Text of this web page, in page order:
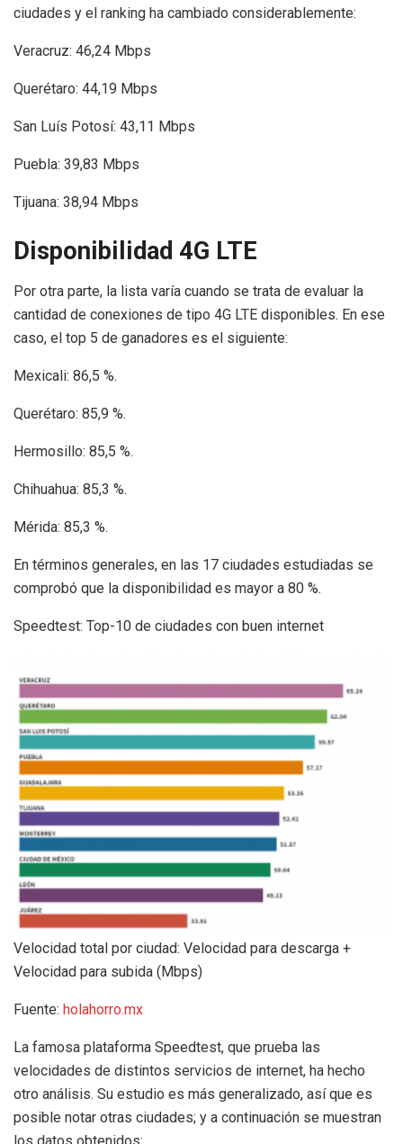
ciudades y el ranking ha cambiado considerablemente:
Veracruz: 46,24 Mbps
Querétaro: 44,19 Mbps
San Luís Potosí: 43,11 Mbps
Puebla: 39,83 Mbps
Tijuana: 38,94 Mbps
Disponibilidad 4G LTE
Por otra parte, la lista varía cuando se trata de evaluar la
cantidad de conexiones de tipo 4G LTE disponibles. En ese
caso, el top 5 de ganadores es el siguiente:
Mexicali: 86,5 %.
Querétaro: 85,9 %.
Hermosillo: 85,5 %.
Chihuahua: 85,3 %.
Mérida: 85,3 %.
En términos generales, en las 17 ciudades estudiadas se
comprobó que la disponibilidad es mayor a 80 %.
Speedtest: Top-10 de ciudades con buen internet
Velocidad total por ciudad: Velocidad para descarga +
Velocidad para subida (Mbps)
Fuente: holahorro.mx
La famosa plataforma Speedtest, que prueba las
velocidades de distintos servicios de internet, ha hecho
otro análisis. Su estudio es más generalizado, así que es
posible notar otras ciudades; y a continuación se muestran